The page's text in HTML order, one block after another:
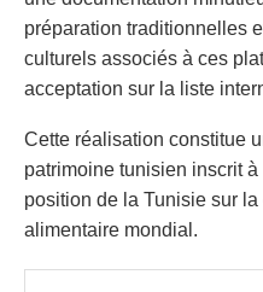
préparation traditionnelles
culturels associés à ces
acceptation sur la liste
Cette réalisation constitue
patrimoine tunisien inscrit
position de la Tunisie sur
alimentaire mondial.